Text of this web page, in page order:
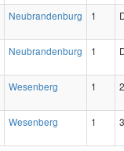
Neubrandenburg 1
Neubrandenburg 1
Wesenberg 1
Wesenberg 1